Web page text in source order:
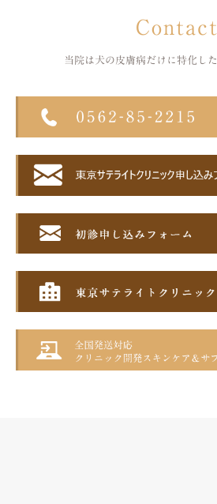
Contact
当院は犬の皮膚病だけに特化した